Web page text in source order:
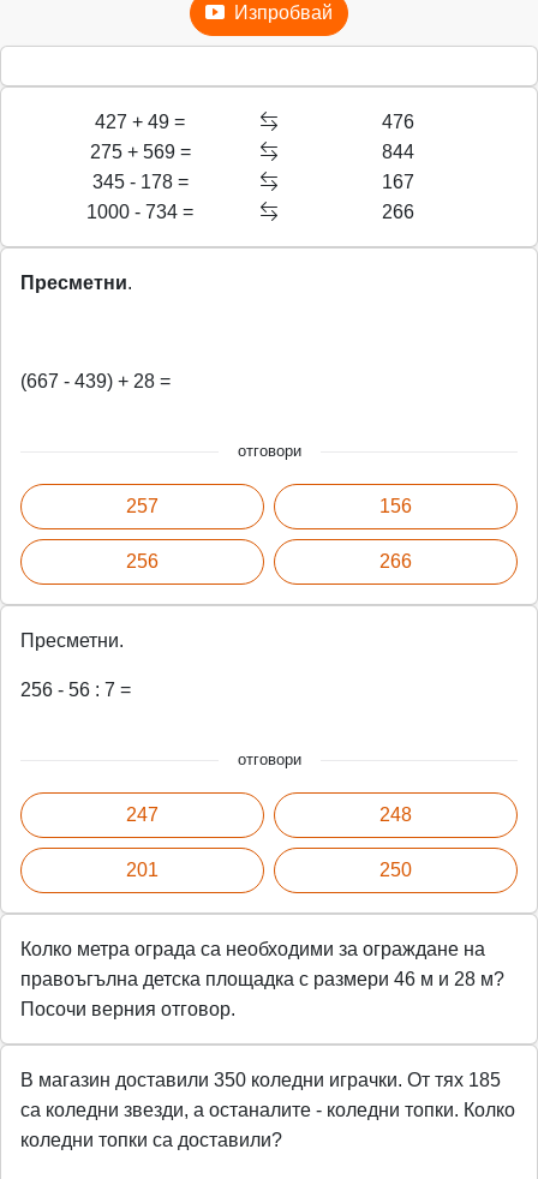
Изпробвай
427 + 49 =
476
275 + 569 =
844
345 - 178 =
167
1000 - 734 =
266
Пресметни.
(667 - 439) + 28 =
отговори
257
256
156
266
Пресметни.
256 - 56 : 7 =
отговори
247
201
248
250
Колко метра ограда са необходими за ограждане на
правоъгълна детска площадка с размери 46 м и 28 м?
Посочи верния отговор.
В магазин доставили 350 коледни играчки. От тях 185
са коледни звезди, а останалите - коледни топки. Колко
коледни топки са доставили?